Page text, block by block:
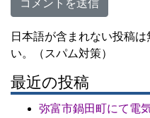
日本語が含まれない投稿
い。（スパム対策）
最近の投稿
弥富市鍋田町にて電